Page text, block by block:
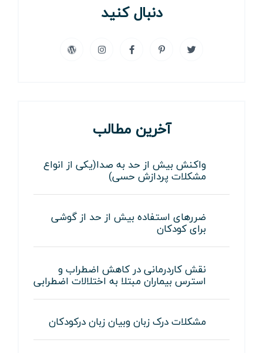
دنبال کنید
آخرین مطالب
واکنش بیش از حد به صدا(یکی از انواع
مشکلات پردازش حسی)
ضررهای استفاده بیش از حد از گوشی
برای کودکان
نقش کاردرمانی در کاهش اضطراب و
استرس بیماران مبتلا به اختلالات اضطرابی
مشکلات درک زبان وبیان زبان درکودکان